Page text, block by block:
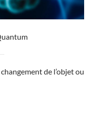
de l’objet ou